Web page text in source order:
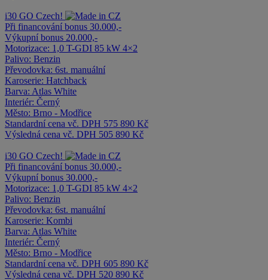
i30 GO Czech!
Při financování bonus 30.000,-
Výkupní bonus 20.000,-
Motorizace: 1,0 T-GDI 85 kW 4×2
Palivo: Benzin
Převodovka: 6st. manuální
Karoserie: Hatchback
Barva: Atlas White
Interiér: Černý
Město: Brno - Modřice
Standardní cena vč. DPH 575 890 Kč
Výsledná cena vč. DPH 505 890 Kč
i30 GO Czech!
Při financování bonus 30.000,-
Výkupní bonus 30.000,-
Motorizace: 1,0 T-GDI 85 kW 4×2
Palivo: Benzin
Převodovka: 6st. manuální
Karoserie: Kombi
Barva: Atlas White
Interiér: Černý
Město: Brno - Modřice
Standardní cena vč. DPH 605 890 Kč
Výsledná cena vč. DPH 520 890 Kč